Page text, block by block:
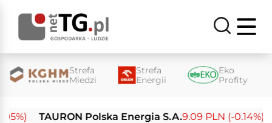
Strefa
Miedzi
Strefa
Energii
Eko
Profity
TAURON Polska Energia S.A.9.09 PLN (-0.14%)